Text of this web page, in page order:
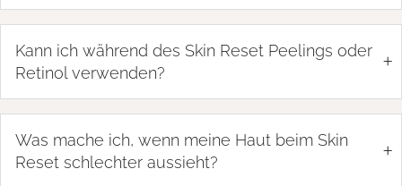
Kann ich während des Skin Reset Peelings oder
Retinol verwenden?
+
Was mache ich, wenn meine Haut beim Skin
Reset schlechter aussieht?
+